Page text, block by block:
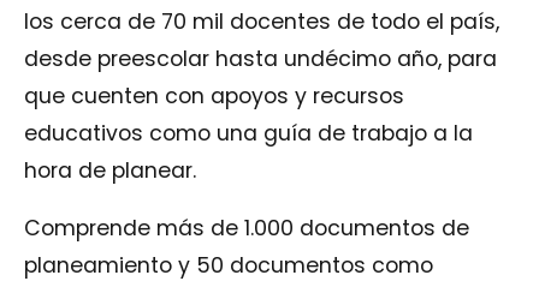
los cerca de 70 mil docentes de todo el país,
desde preescolar hasta undécimo año, para
que cuenten con apoyos y recursos
educativos como una guía de trabajo a la
hora de planear.
Comprende más de 1.000 documentos de
planeamiento y 50 documentos como